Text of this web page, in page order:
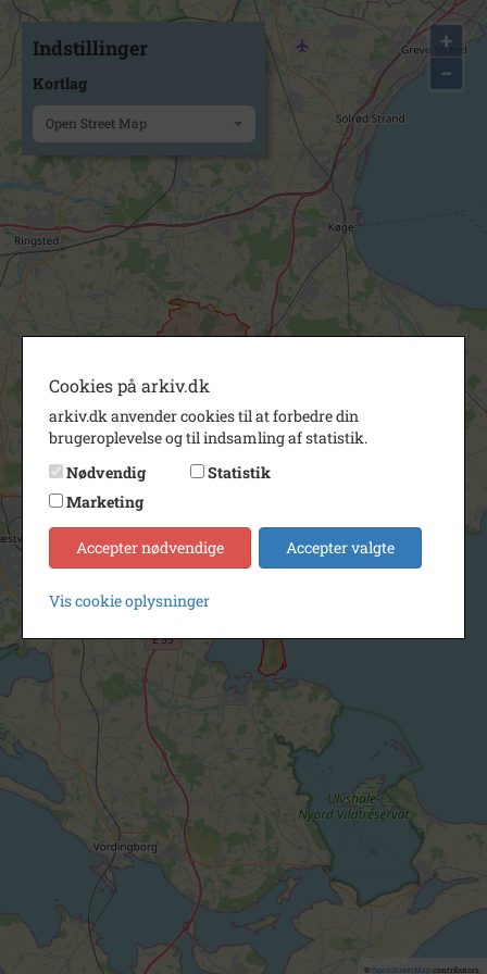
+
−
© OpenStreetMapcontributors.
Indstillinger
Kortlag
Open Street Map
Cookies på arkiv.dk
arkiv.dk anvender cookies til at forbedre din
brugeroplevelse og til indsamling af statistik.
Nødvendig
Statistik
Marketing
Accepter nødvendige Accepter valgte
Vis cookie oplysninger